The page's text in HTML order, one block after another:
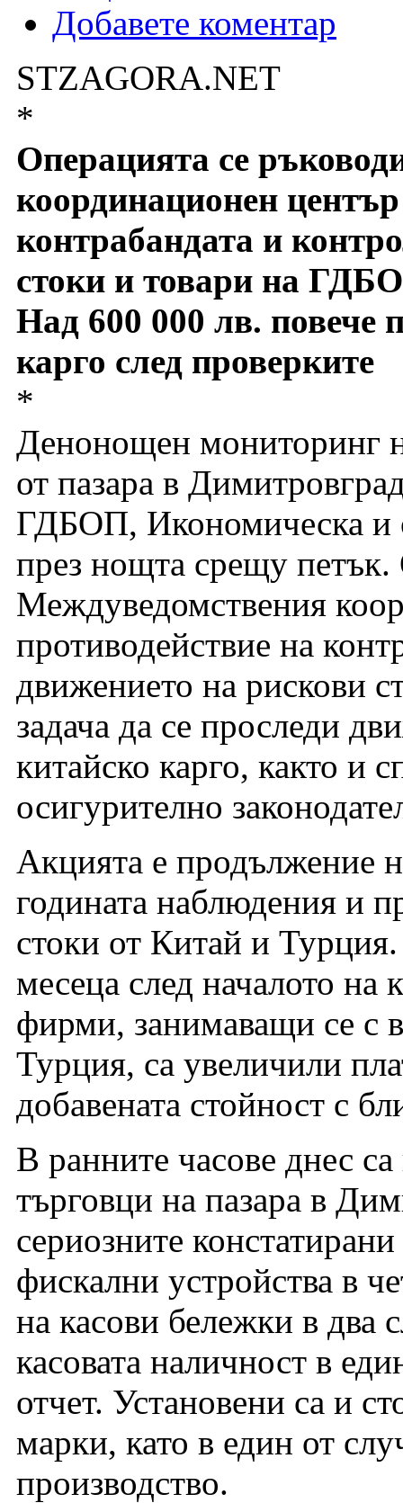
Добавете коментар
STZAGORA.NET
*
Операцията се
координационен
контрабандата и
стоки и товари на
Над 600 000 лв. повече
карго след проверките
*
Денонощен мониторинг
от пазара в
ГДБОП, Икономическа и
през нощта срещу петък.
Междуведомствения
противодействие на
движението на рискови
задача да се проследи
китайско карго, както и
осигурително
Акцията е продължение
годината наблюдения и
стоки от Китай и
месеца след началото на
фирми, занимаващи се с
Турция, са увеличили
добавената стойност с
В ранните часове днес
търговци на пазара в
сериозните
фискални устройства в
на касови бележки в два
касовата наличност в
отчет. Установени са и
марки, като в един от
производство.